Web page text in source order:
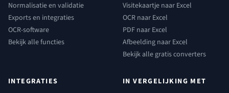
Normalisatie en validatie
Exports en integraties
OCR-software
Bekijk alle functies
Visitekaartje naar Excel
OCR naar Excel
PDF naar Excel
Afbeelding naar Excel
Bekijk alle gratis converters
INTEGRATIES IN VERGELIJKING MET